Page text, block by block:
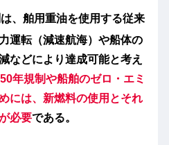
、舶用重油を使用する従来
運転（減速航海）や船体の
などにより達成可能と考え
年規制や船舶のゼロ・エミ
には、新燃料の使用とそれ
必要である。